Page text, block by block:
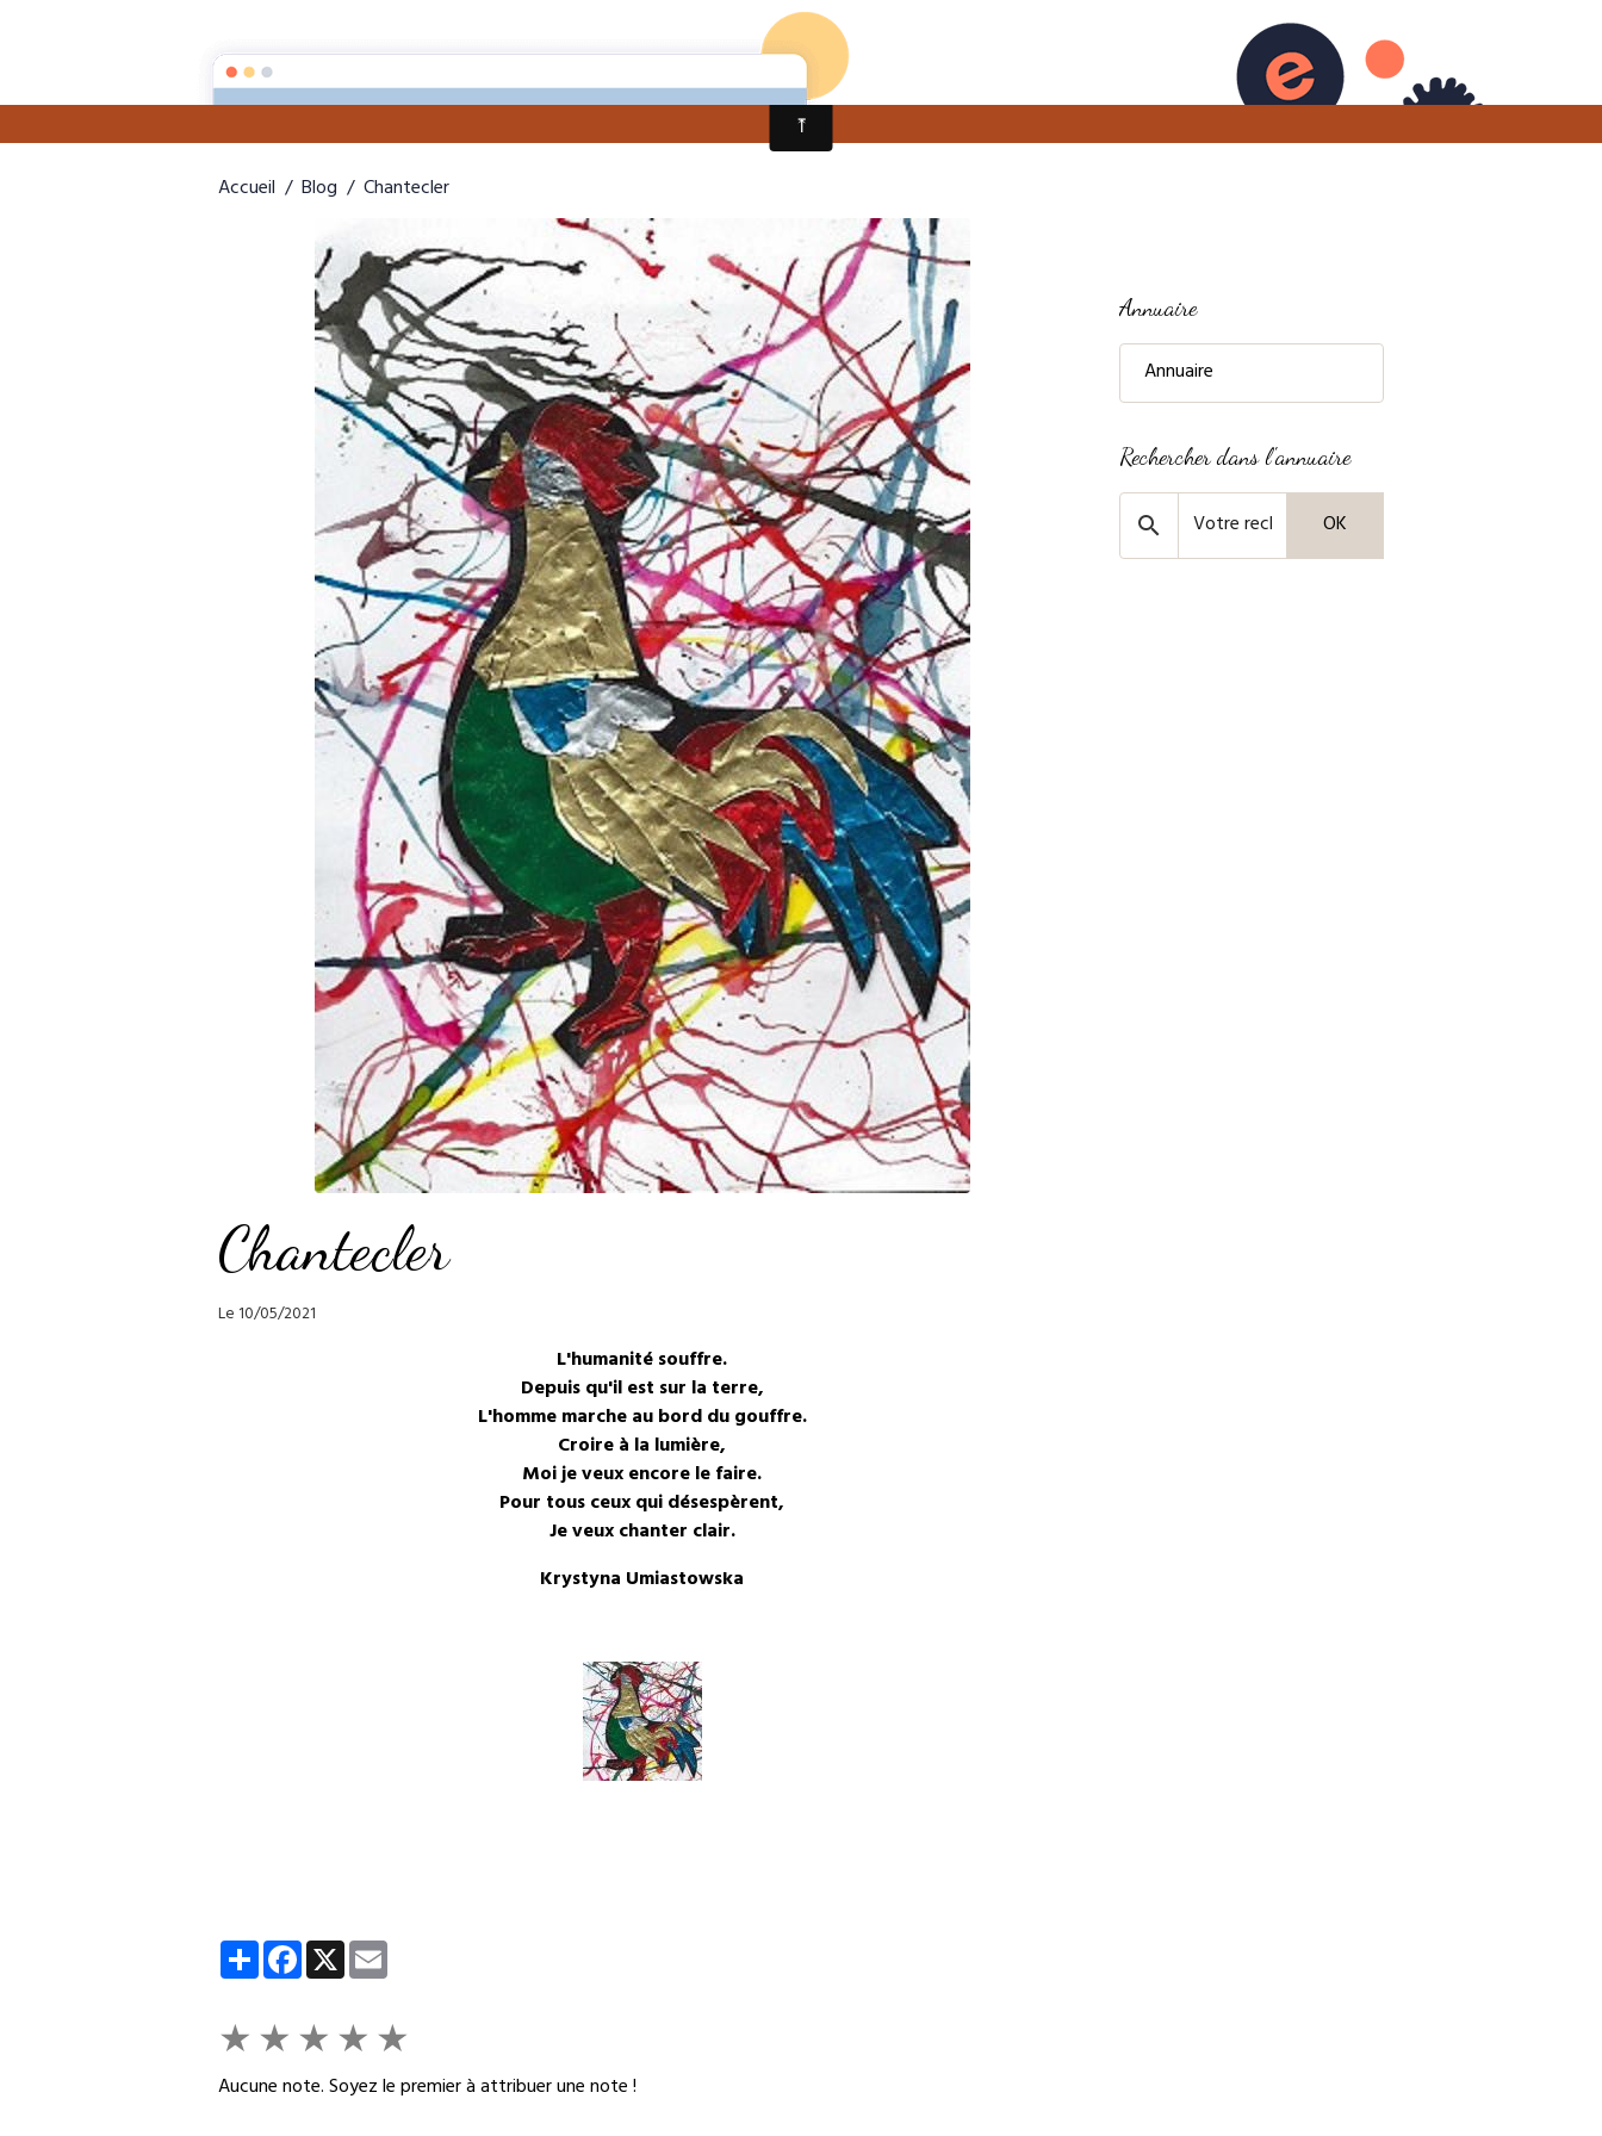
Livres gratuits
Photographie
Artisanat
Accueil Blog Chantecler
Chantecler
Le 10/05/2021
L'humanité souffre.
Depuis qu'il est sur la terre,
L'homme marche au bord du gouffre.
Croire à la lumière,
Moi je veux encore le faire.
Pour tous ceux qui désespèrent,
Je veux chanter clair.
Krystyna Umiastowska
PartagerFacebook
X
★★★★★
Aucune note. Soyez le premier à attribuer une note !
Annuaire
Annuaire
Rechercher dans l'annuaire
OK